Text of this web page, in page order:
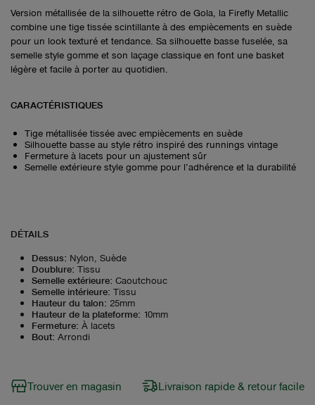
Version métallisée de la silhouette rétro de Gola, la Firefly Metallic
combine une tige tissée scintillante à des empiècements en suède
pour un look texturé et tendance. Sa silhouette basse fuselée, sa
semelle style gomme et son laçage classique en font une basket
légère et facile à porter au quotidien.
CARACTÉRISTIQUES
Tige métallisée tissée avec empiècements en suède
Silhouette basse au style rétro inspiré des runnings vintage
Fermeture à lacets pour un ajustement sûr
Semelle extérieure style gomme pour l’adhérence et la durabilité
DÉTAILS
Dessus: Nylon, Suède
Doublure: Tissu
Semelle extérieure: Caoutchouc
Semelle intérieure: Tissu
Hauteur du talon: 25mm
Hauteur de la plateforme: 10mm
Fermeture: À lacets
Bout: Arrondi
Trouver en magasin Livraison rapide & retour facile